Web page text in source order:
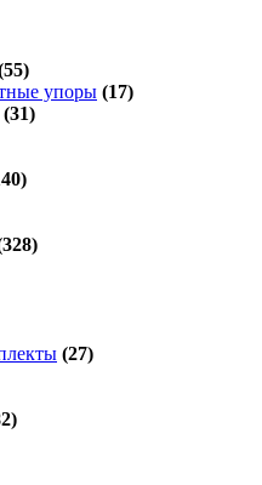
упоры (17)
(31)
(27)